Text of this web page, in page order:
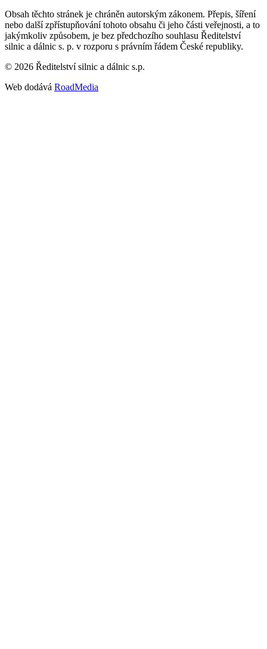
Obsah těchto stránek je chráněn autorským zákonem. Přepis, šíření
nebo další zpřístupňování tohoto obsahu či jeho části veřejnosti, a to
jakýmkoliv způsobem, je bez předchozího souhlasu Ředitelství
silnic a dálnic s. p. v rozporu s právním řádem České republiky.
© 2026 Ředitelství silnic a dálnic s.p.
Web dodává RoadMedia